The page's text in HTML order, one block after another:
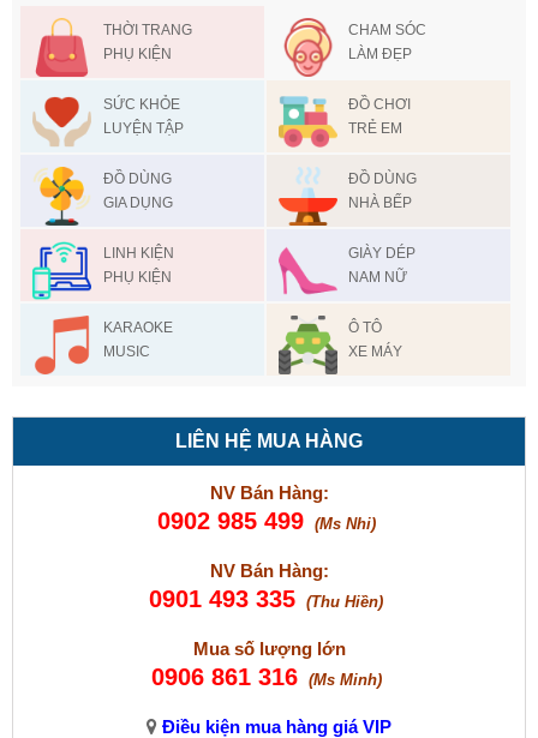
THỜI TRANG
PHỤ KIỆN
CHAM SÓC
LÀM ĐẸP
SỨC KHỎE
LUYỆN TẬP
ĐỒ CHƠI
TRẺ EM
ĐỒ DÙNG
GIA DỤNG
ĐỒ DÙNG
NHÀ BẾP
LINH KIỆN
PHỤ KIỆN
GIÀY DÉP
NAM NỮ
KARAOKE
MUSIC
Ô TÔ
XE MÁY
LIÊN HỆ MUA HÀNG
NV Bán Hàng:
0902 985 499 (Ms Nhi)
NV Bán Hàng:
0901 493 335 (Thu Hiền)
Mua số lượng lớn
0906 861 316 (Ms Minh)
Điều kiện mua hàng giá VIP